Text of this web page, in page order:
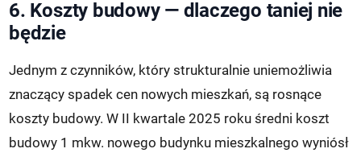
6. Koszty budowy — dlaczego taniej nie
będzie
Jednym z czynników, który strukturalnie uniemożliwia
znaczący spadek cen nowych mieszkań, są rosnące
koszty budowy. W II kwartale 2025 roku średni koszt
budowy 1 mkw. nowego budynku mieszkalnego wyniósł